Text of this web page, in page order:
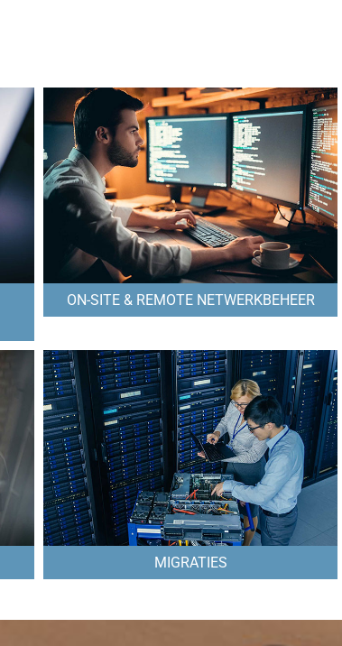
ON-SITE & REMOTE NETWERKBEHEER
MIGRATIES